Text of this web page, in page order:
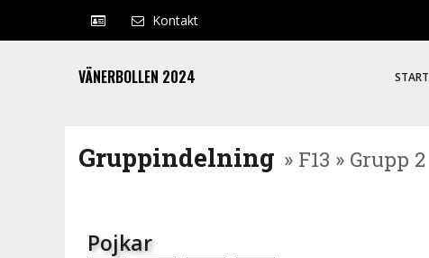
Kontakt
VÄNERBOLLEN 2024 START
Gruppindelning » F13 » Grupp 2
Pojkar